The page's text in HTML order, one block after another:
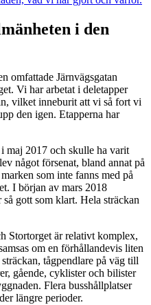
i den
omfattade Järnvägsgatan
Vi har arbetat i deletapper
vilket inneburit att vi så fort vi
den igen. Etapperna har
maj 2017 och skulle ha varit
något försenat, bland annat på
som inte fanns med på
I början av mars 2018
gott som klart. Hela sträckan
Stortorget är relativt komplex,
om en förhållandevis liten
tågpendlare på väg till
gående, cyklister och bilister
Flera busshållplatser
längre perioder.